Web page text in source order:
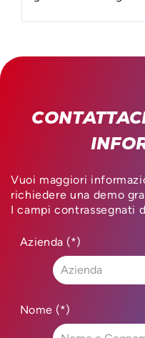
Vuoi maggiori
richiedere una demo
I campi contrassegnati
Azienda (*)
Nome (*)